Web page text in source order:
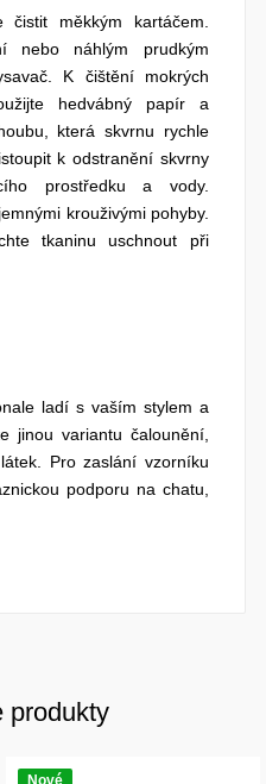
čistit měkkým kartáčem.
nebo náhlým prudkým
K čištění mokrých
hedvábný papír a
která skvrnu rychle
k odstranění skvrny
prostředku a vody.
krouživými pohyby.
tkaninu uschnout při
ladí s vaším stylem a
jinou variantu čalounění,
Pro zaslání vzorníku
podporu na chatu,
produkty
Nové